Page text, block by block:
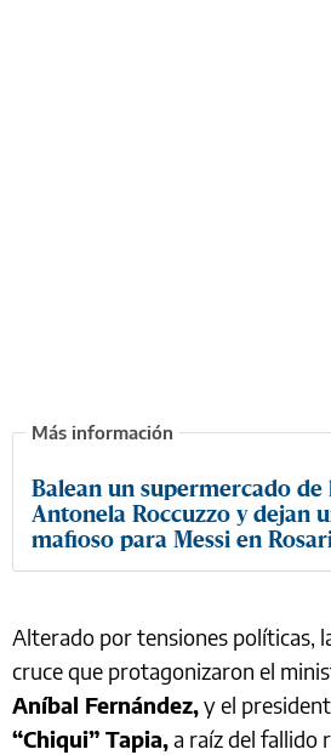
Balean un supermercado
Antonela Roccuzzo y dejan
mafioso para Messi en
Alterado por tensiones políticas,
cruce que protagonizaron el
Aníbal Fernández,y el
“Chiqui” Tapia,a raíz del fallido